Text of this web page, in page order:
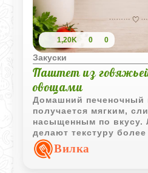
1,20K 0 0
Закуски
Паштет из
овощами
Домашний печеночный
получается мягким,
насыщенным по вкусу.
делают текстуру
охлаждения паштет
форму и легко
Вилка